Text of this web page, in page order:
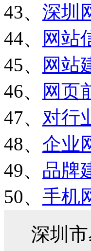
43、 深圳
44、
网站
45、
网站
46、
网页
47、 对行
48、 企业
49、 品牌
50、 手机
深圳